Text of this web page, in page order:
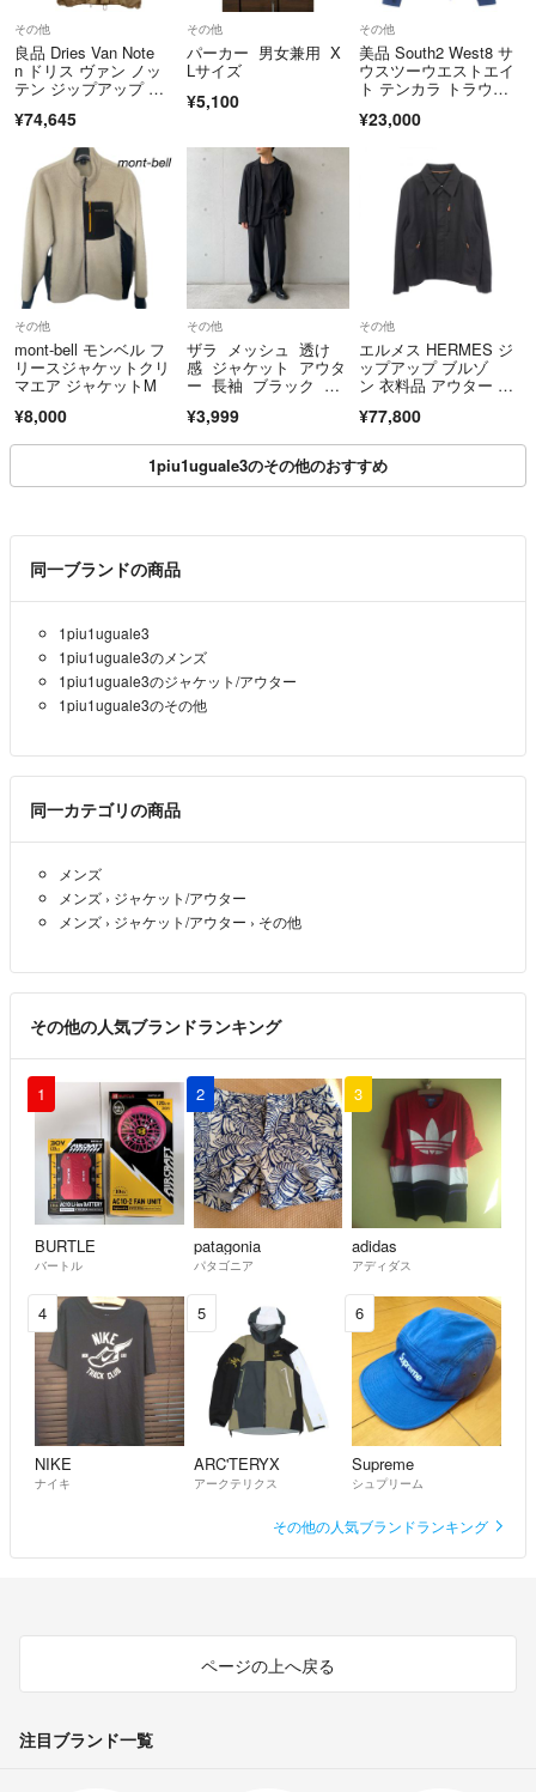
その他
良品 Dries Van Note
n ドリス ヴァン ノッ
テン ジップアップ フ
ート M ベージュ メン
¥74,645
その他
パーカー 男女兼用 X
Lサイズ
¥5,100
その他
美品 South2 West8 サ
ウスツーウエストエイ
ト テンカラ トラウト
RA TROUT PARKA ネ
¥23,000
その他
mont-bell モンベル フ
リースジャケットクリ
マエア ジャケットM
¥8,000
その他
ザラ メッシュ 透け
感 ジャケット アウタ
ー 長袖 ブラック 無
¥3,999
その他
エルメス HERMES ジ
ップアップ ブルゾ
ン 衣料品 アウター コ
ー系 【中古】
¥77,800
1piu1uguale3のその他のおすすめ
同一ブランドの商品
1piu1uguale3
1piu1uguale3のメンズ
1piu1uguale3のジャケット/アウター
1piu1uguale3のその他
同一カテゴリの商品
メンズ
メンズ › ジャケット/アウター
メンズ › ジャケット/アウター › その他
その他の人気ブランドランキング
1
BURTLE
バートル
2
patagonia
パタゴニア
3
adidas
アディダス
4
NIKE
ナイキ
5
ARC'TERYX
アークテリクス
6
Supreme
シュプリーム
その他の人気ブランドランキング
ページの上へ戻る
注目ブランド一覧